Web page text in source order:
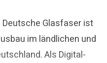
Glasfaser ist
im ländlichen und
Als Digital-